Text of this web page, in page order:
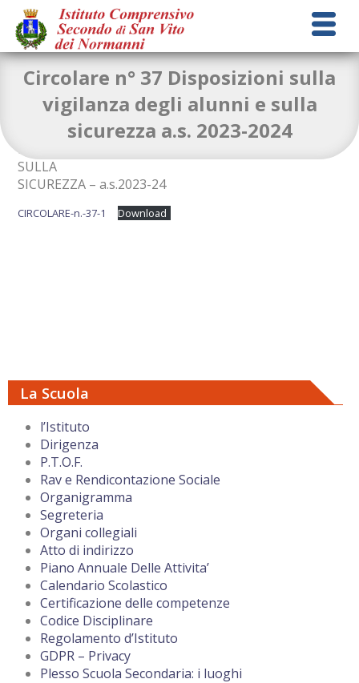
La Scuola
l’Istituto
Dirigenza
P.T.O.F.
Rav e Rendicontazione Sociale
Organigramma
Segreteria
Organi collegiali
Atto di indirizzo
Piano Annuale Delle Attivita’
Calendario Scolastico
Certificazione delle competenze
Codice Disciplinare
Regolamento d’Istituto
GDPR – Privacy
Plesso Scuola Secondaria: i luoghi
Circolare n° 37 Disposizioni sulla
vigilanza degli alunni e sulla
sicurezza a.s. 2023-2024
DISPOSIZIONI SULLA VIGILANZA DEGLI ALUNNI E
SULLA
SICUREZZA – a.s.2023-24
CIRCOLARE-n.-37-1 Download